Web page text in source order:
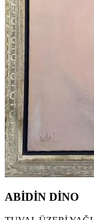
ABİDİN DİNO